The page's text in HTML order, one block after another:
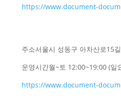
https://www.document-
주소서울시 성동구 아차산로15
운영시간월~토 12:00~19:00 (일
https://www.document-